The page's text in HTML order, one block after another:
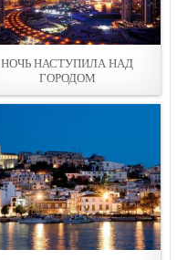
НОЧЬ НАСТУПИЛА НАД
ГОРОДОМ